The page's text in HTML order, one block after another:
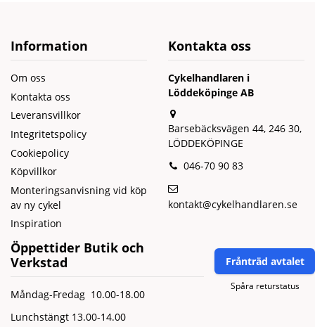
Information
Om oss
Kontakta oss
Leveransvillkor
Integritetspolicy
Cookiepolicy
Köpvillkor
Monteringsanvisning vid köp
av ny cykel
Inspiration
Kontakta oss
Cykelhandlaren i
Löddeköpinge AB
Barsebäcksvägen 44, 246 30,
LÖDDEKÖPINGE
046-70 90 83
kontakt@cykelhandlaren.se
Öppettider Butik och
Verkstad
Måndag-Fredag 10.00-18.00
Lunchstängt 13.00-14.00
Frånträd avtalet
Spåra returstatus